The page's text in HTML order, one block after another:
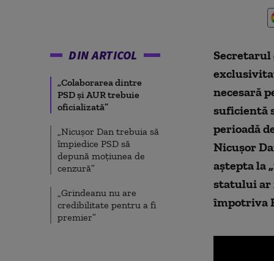
DIN ARTICOL
„Colaborarea dintre
PSD și AUR trebuie
oficializată”
„Nicușor Dan trebuia să
împiedice PSD să
depună moțiunea de
cenzură”
„Grindeanu nu are
credibilitate pentru a fi
premier”
Secretarul
necesară
suficientă
perioadă
Nicușor
aștepta la
statului ar
împotriva